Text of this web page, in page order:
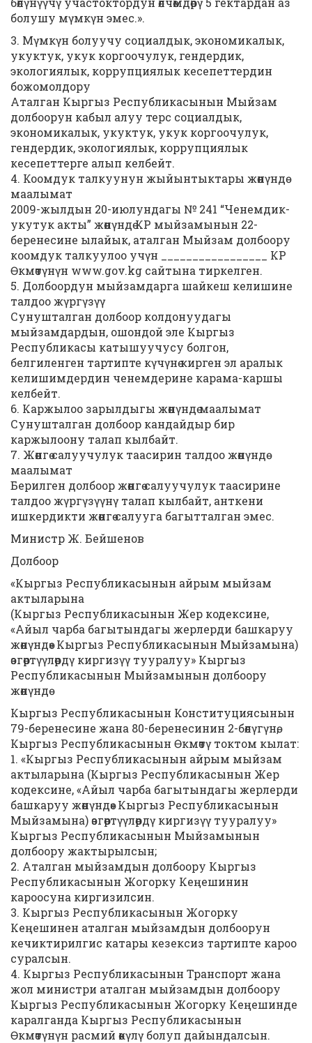
болушу мүмкүн эмес.».
3. Мүмкүн болуучу социалдык, экономикалык,
укуктук, укук коргоочулук, гендердик,
экологиялык, коррупциялык кесепеттердин
божомолдору
Аталган Кыргыз Республикасынын Мыйзам
долбоорун кабыл алуу терс социалдык,
экономикалык, укуктук, укук коргоочулук,
гендердик, экологиялык, коррупциялык
кесепеттерге алып келбейт.
4. Коомдук талкуунун жыйынтыктары жөнүндө
маалымат
2009-жылдын 20-июлундагы № 241 “Ченемдик-
укутук акты” жөнүндө КР мыйзамынын 22-
беренесине ылайык, аталган Мыйзам долбоору
коомдук талкуулоо учүн _________________ КР
Өкмөтүнүн www.gov.kg сайтына тиркелген.
5. Долбоордун мыйзамдарга шайкеш келишине
талдоо жүргүзүү
Сунушталган долбоор колдонуудагы
мыйзамдардын, ошондой эле Кыргыз
Республикасы катышуучусу болгон,
белгиленген тартипте күчүнө кирген эл аралык
келишимдердин ченемдерине карама-каршы
келбейт.
6. Каржылоо зарылдыгы жөнүндө маалымат
Сунушталган долбоор кандайдыр бир
каржылоону талап кылбайт.
7. Жөнгө салуучулук таасирин талдоо жөнүндө
маалымат
Берилген долбоор жөнгө салуучулук таасирине
талдоо жүргүзүүнү талап кылбайт, анткени
ишкердикти жөнгө салууга багытталган эмес.
Министр Ж. Бейшенов
Долбоор
«Кыргыз Республикасынын айрым мыйзам
актыларына
(Кыргыз Республикасынын Жер кодексине,
«Айыл чарба багытындагы жерлерди башкаруу
жөнүндө» Кыргыз Республикасынын Мыйзамына)
өзгөртүүлөрдү киргизүү тууралуу» Кыргыз
Республикасынын Мыйзамынын долбоору
жөнүндө
Кыргыз Республикасынын Конституциясынын
79-беренесине жана 80-беренесинин 2-бөлүгүнө,
Кыргыз Республикасынын Өкмөтү токтом кылат:
1. «Кыргыз Республикасынын айрым мыйзам
актыларына (Кыргыз Республикасынын Жер
кодексине, «Айыл чарба багытындагы жерлерди
башкаруу жөнүндө» Кыргыз Республикасынын
Мыйзамына) өзгөртүүлөрдү киргизүү тууралуу»
Кыргыз Республикасынын Мыйзамынын
долбоору жактырылсын;
2. Аталган мыйзамдын долбоору Кыргыз
Республикасынын Жогорку Кеңешинин
кароосуна киргизилсин.
3. Кыргыз Республикасынын Жогорку
Кеңешинен аталган мыйзамдын долбоорун
кечиктирилгис катары кезексиз тартипте кароо
суралсын.
4. Кыргыз Республикасынын Транспорт жана
жол министри аталган мыйзамдын долбоору
Кыргыз Республикасынын Жогорку Кеңешинде
каралганда Кыргыз Республикасынын
Өкмөтүнүн расмий өкүлү болуп дайындалсын.